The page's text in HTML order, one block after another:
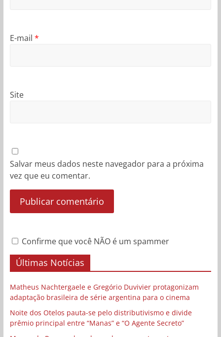
E-mail *
Site
Salvar meus dados neste navegador para a próxima
vez que eu comentar.
Confirme que você NÃO é um spammer
Últimas Notícias
Matheus Nachtergaele e Gregório Duvivier protagonizam
adaptação brasileira de série argentina para o cinema
Noite dos Otelos pauta-se pelo distributivismo e divide
prêmio principal entre “Manas” e “O Agente Secreto”